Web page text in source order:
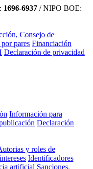
1696-6937 / NIPO BOE:
Consejo de
pares Financiación
Declaración de privacidad
Información para
Declaración
y roles de
Identificadores
artificial Sanciones,